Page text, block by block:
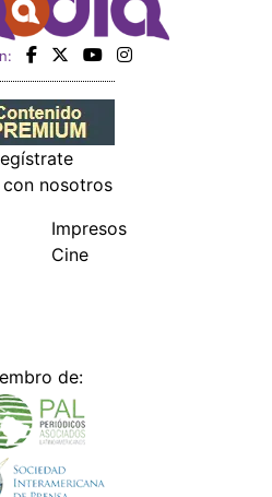
con nosotros
Impresos
Cine
de: